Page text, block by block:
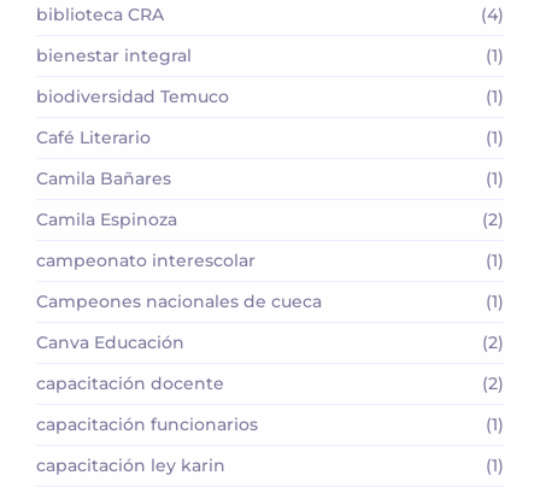
biblioteca CRA
(4)
bienestar integral
(1)
biodiversidad Temuco
(1)
Café Literario
(1)
Camila Bañares
(1)
Camila Espinoza
(2)
campeonato interescolar
(1)
Campeones nacionales de cueca
(1)
Canva Educación
(2)
capacitación docente
(2)
capacitación funcionarios
(1)
capacitación ley karin
(1)